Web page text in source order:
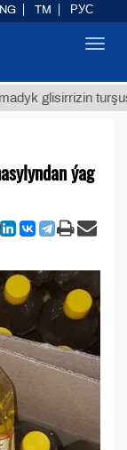
turşusy (t.)
ýag
TM РУС